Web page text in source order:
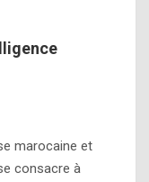
marocaine et
consacre à